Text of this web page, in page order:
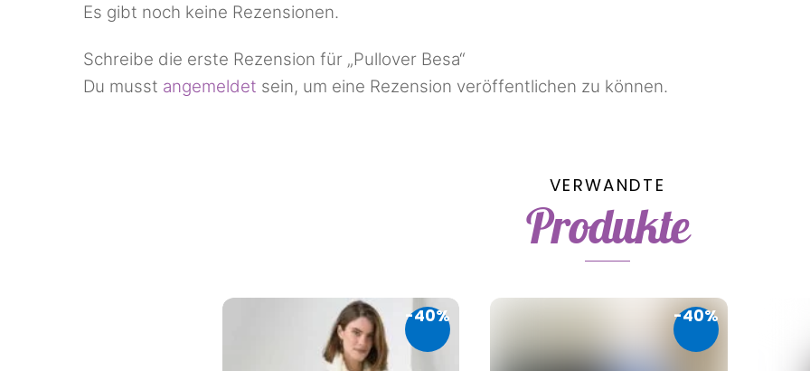
Es gibt noch keine Rezensionen.
Schreibe die erste Rezension für „Pullover Besa“
Du musst angemeldet sein, um eine Rezension veröffentlichen zu können.
VERWANDTE
Produkte
-40% -40%